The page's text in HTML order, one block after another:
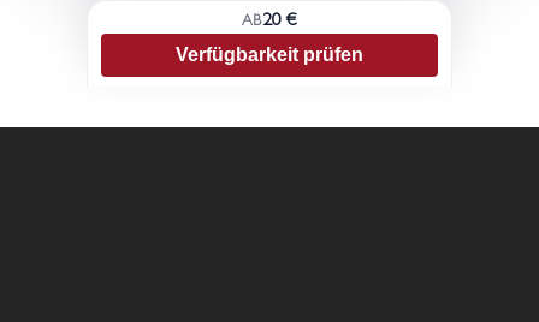
AB20 €
Verfügbarkeit prüfen